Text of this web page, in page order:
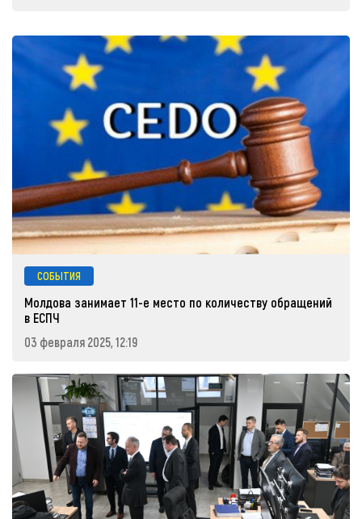
СОБЫТИЯ
Молдова занимает 11-е место по количеству обращений
в ЕСПЧ
03 февраля 2025, 12:19